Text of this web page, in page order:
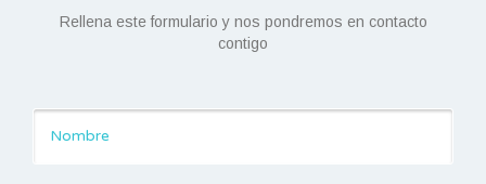
Rellena este formulario y nos pondremos en contacto
contigo